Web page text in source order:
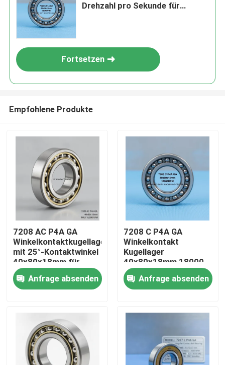
Produkte
Über uns
Drehzahl pro Sekunde für
Fortsetzen
Empfohlene Produkte
7208 AC P4A GA
Winkelkontaktkugellager
mit 25°-Kontaktwinkel
40x80x18mm für
16000 RPM CNC
Spindeln
Anfrage absenden
7208 C P4A GA
Winkelkontakt
Kugellager
40x80x18mm 18000
Drehzahl pro Sekunde
für
Hochleistungsmaschinen
Anfrage absenden